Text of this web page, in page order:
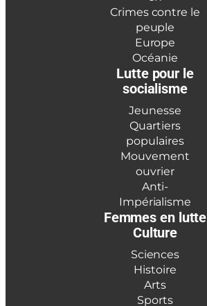
Crimes contre le
peuple
Europe
Océanie
Lutte pour le
socialisme
Jeunesse
Quartiers
populaires
Mouvement
ouvrier
Anti-
Impérialisme
Femmes en lutte
Culture
Sciences
Histoire
Arts
Sports